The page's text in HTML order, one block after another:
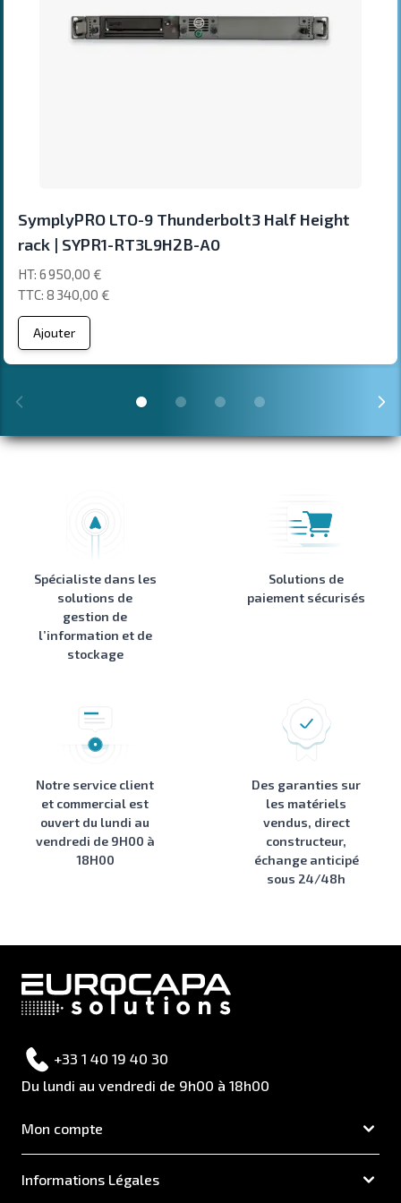
SymplyPRO LTO-9 Thunderbolt3 Half Height
rack | SYPR1-RT3L9H2B-A0
8 340,00 €
6 950,00 €
Ajouter
Spécialiste dans les
solutions de
gestion de
l’information et de
stockage
Solutions de
paiement sécurisés
Notre service client
et commercial est
ouvert du lundi au
vendredi de 9H00 à
18H00
Des garanties sur
les matériels
vendus, direct
constructeur,
échange anticipé
sous 24/48h
+33 1 40 19 40 30
Du lundi au vendredi de 9h00 à 18h00
Mon compte
Informations Légales